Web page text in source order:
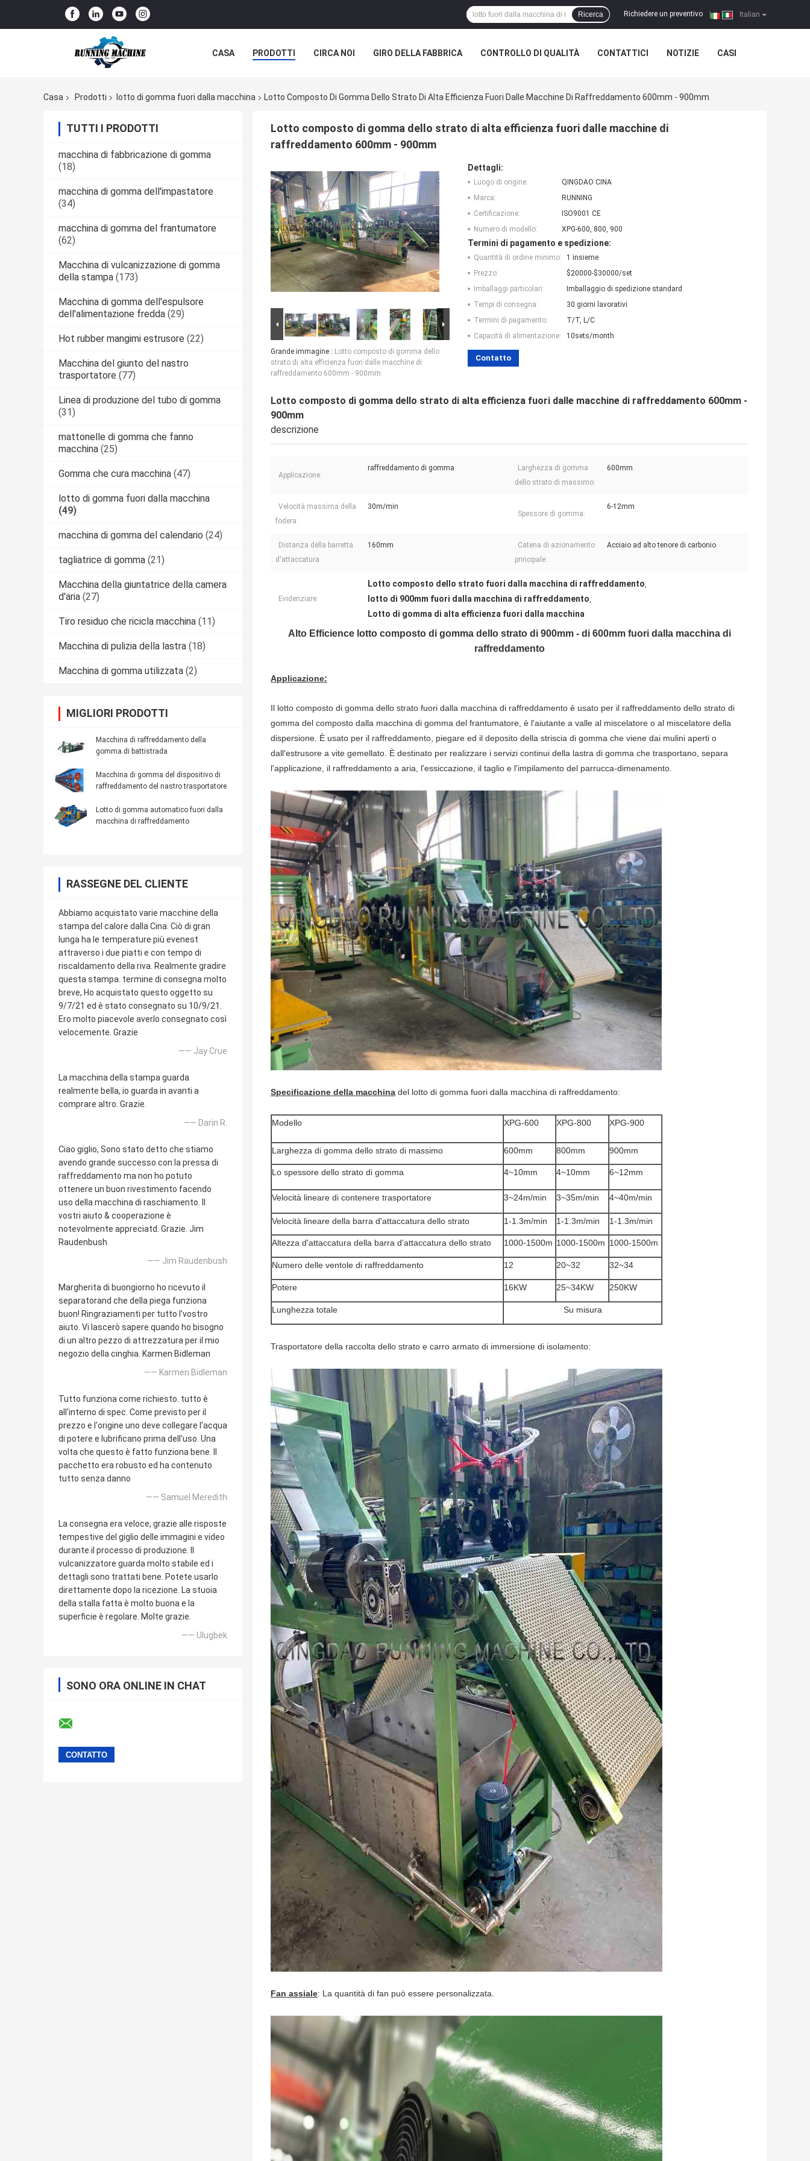
Italian
Richiedere un preventivo |
Ricerca
CASA PRODOTTI CIRCA NOI GIRO DELLA FABBRICA CONTROLLO DI QUALITÀ CONTATTICI NOTIZIE CASI
Casa Prodotti lotto di gomma fuori dalla macchina Lotto Composto Di Gomma Dello Strato Di Alta Efficienza Fuori Dalle Macchine Di Raffreddamento 600mm - 900mm
TUTTI I PRODOTTI
macchina di fabbricazione di gomma
(18)
macchina di gomma dell'impastatore
(34)
macchina di gomma del frantumatore
(62)
Macchina di vulcanizzazione di gomma
della stampa (173)
Macchina di gomma dell'espulsore
dell'alimentazione fredda (29)
Hot rubber mangimi estrusore (22)
Macchina del giunto del nastro
trasportatore (77)
Linea di produzione del tubo di gomma
(31)
mattonelle di gomma che fanno
macchina (25)
Gomma che cura macchina (47)
lotto di gomma fuori dalla macchina
(49)
macchina di gomma del calendario (24)
tagliatrice di gomma (21)
Macchina della giuntatrice della camera
d'aria (27)
Tiro residuo che ricicla macchina (11)
Macchina di pulizia della lastra (18)
Macchina di gomma utilizzata (2)
MIGLIORI PRODOTTI
Macchina di raffreddamento della
gomma di battistrada
Macchina di gomma del dispositivo di
raffreddamento del nastro trasportatore
Lotto di gomma automatico fuori dalla
macchina di raffreddamento
RASSEGNE DEL CLIENTE
Abbiamo acquistato varie macchine della
stampa del calore dalla Cina. Ciò di gran
lunga ha le temperature più evenest
attraverso i due piatti e con tempo di
riscaldamento della riva. Realmente gradire
questa stampa. termine di consegna molto
breve, Ho acquistato questo oggetto su
9/7/21 ed è stato consegnato su 10/9/21.
Ero molto piacevole averlo consegnato così
velocemente. Grazie
—— Jay Crue
La macchina della stampa guarda
realmente bella, io guarda in avanti a
comprare altro. Grazie.
—— Darin R.
Ciao giglio, Sono stato detto che stiamo
avendo grande successo con la pressa di
raffreddamento ma non ho potuto
ottenere un buon rivestimento facendo
uso della macchina di raschiamento. Il
vostri aiuto & cooperazione è
notevolmente appreciatd. Grazie. Jim
Raudenbush
—— Jim Raudenbush
Margherita di buongiorno ho ricevuto il
separatorand che della piega funziona
buon! Ringraziamenti per tutto l'vostro
aiuto. Vi lascerò sapere quando ho bisogno
di un altro pezzo di attrezzatura per il mio
negozio della cinghia. Karmen Bidleman
—— Karmen Bidleman
Tutto funziona come richiesto. tutto è
all'interno di spec. Come previsto per il
prezzo e l'origine uno deve collegare l'acqua
di potere e lubrificano prima dell'uso. Una
volta che questo è fatto funziona bene. Il
pacchetto era robusto ed ha contenuto
tutto senza danno
—— Samuel Meredith
La consegna era veloce, grazie alle risposte
tempestive del giglio delle immagini e video
durante il processo di produzione. Il
vulcanizzatore guarda molto stabile ed i
dettagli sono trattati bene. Potete usarlo
direttamente dopo la ricezione. La stuoia
della stalla fatta è molto buona e la
superficie è regolare. Molte grazie.
—— Ulugbek
SONO ORA ONLINE IN CHAT
Lotto composto di gomma dello strato di alta efficienza fuori dalle macchine di
raffreddamento 600mm - 900mm
Grande immagine : Lotto composto di gomma dello
strato di alta efficienza fuori dalle macchine di
raffreddamento 600mm - 900mm
Dettagli:
Luogo di origine:
QINGDAO CINA
Marca:
RUNNING
Certificazione:
ISO9001 CE
Numero di modello:
XPG-600, 800, 900
Termini di pagamento e spedizione:
Quantità di ordine minimo:
1 insieme
Prezzo:
$20000-$30000/set
Imballaggi particolari:
Imballaggio di spedizione standard
Tempi di consegna:
30 giorni lavorativi
Termini di pagamento:
T/T, L/C
Capacità di alimentazione:
10sets/month
Contatto
Lotto composto di gomma dello strato di alta efficienza fuori dalle macchine di raffreddamento 600mm -
900mm
descrizione
Applicazione:
raffreddamento di gomma
Larghezza di gomma
dello strato di massimo:
600mm
Velocità massima della
fodera:
30m/min
Spessore di gomma:
6-12mm
Distanza della barretta
d'attaccatura:
160mm
Catena di azionamento
principale:
Acciaio ad alto tenore di carbonio
Evidenziare:
Lotto composto dello strato fuori dalla macchina di raffreddamento,
lotto di 900mm fuori dalla macchina di raffreddamento,
Lotto di gomma di alta efficienza fuori dalla macchina
Alto Efficience lotto composto di gomma dello strato di 900mm - di 600mm fuori dalla macchina di
raffreddamento
Applicazione:
Il lotto composto di gomma dello strato fuori dalla macchina di raffreddamento è usato per il raffreddamento dello strato di
gomma del composto dalla macchina di gomma del frantumatore, è l'aiutante a valle al miscelatore o al miscelatore della
dispersione. È usato per il raffreddamento, piegare ed il deposito della striscia di gomma che viene dai mulini aperti o
dall'estrusore a vite gemellato. È destinato per realizzare i servizi continui della lastra di gomma che trasportano, separa
l'applicazione, il raffreddamento a aria, l'essiccazione, il taglio e l'impilamento del parrucca-dimenamento.
Specificazione della macchina del lotto di gomma fuori dalla macchina di raffreddamento:
Modello XPG-600 XPG-800 XPG-900
Larghezza di gomma dello strato di massimo 600mm 800mm 900mm
Lo spessore dello strato di gomma 4~10mm 4~10mm 6~12mm
Velocità lineare di contenere trasportatore 3~24m/min 3~35m/min 4~40m/min
Velocità lineare della barra d'attaccatura dello strato 1-1.3m/min 1-1.3m/min 1-1.3m/min
Altezza d'attaccatura della barra d'attaccatura dello strato 1000-1500m 1000-1500m 1000-1500m
Numero delle ventole di raffreddamento 12 20~32 32~34
Potere 16KW 25~34KW 250KW
Lunghezza totale Su misura
Trasportatore della raccolta dello strato e carro armato di immersione di isolamento:
Fan assiale: La quantità di fan può essere personalizzata.